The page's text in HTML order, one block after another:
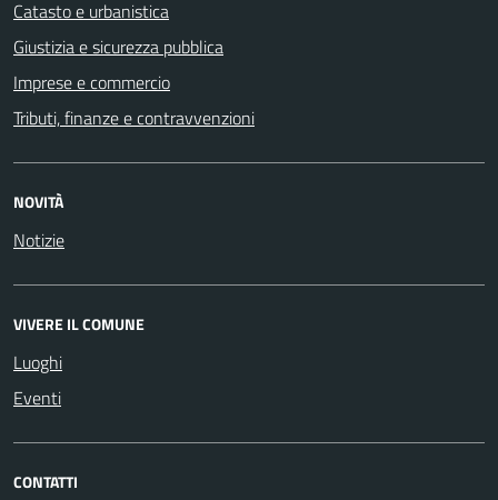
Catasto e urbanistica
Giustizia e sicurezza pubblica
Imprese e commercio
Tributi, finanze e contravvenzioni
NOVITÀ
Notizie
VIVERE IL COMUNE
Luoghi
Eventi
CONTATTI